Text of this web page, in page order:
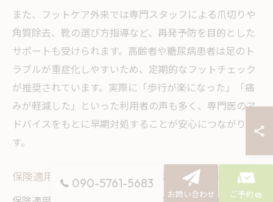
また、フットケア外来では専門スタッフによる爪切りや
角質除去、靴の選び方指導など、再発予防を目的とした
サポートも受けられます。高齢者や糖尿病患者は足のト
ラブルが重症化しやすいため、定期的なフットチェック
が推奨されています。実際に「歩行が楽になった」「痛
みが軽減した」といった利用者の声も多く、専門医のア
ドバイスをもとに早期対処することが安心につながりま
す。
保険適用のフットケア外来を選ぶための基準
090-5761-5683
お問い合わせ ご予約